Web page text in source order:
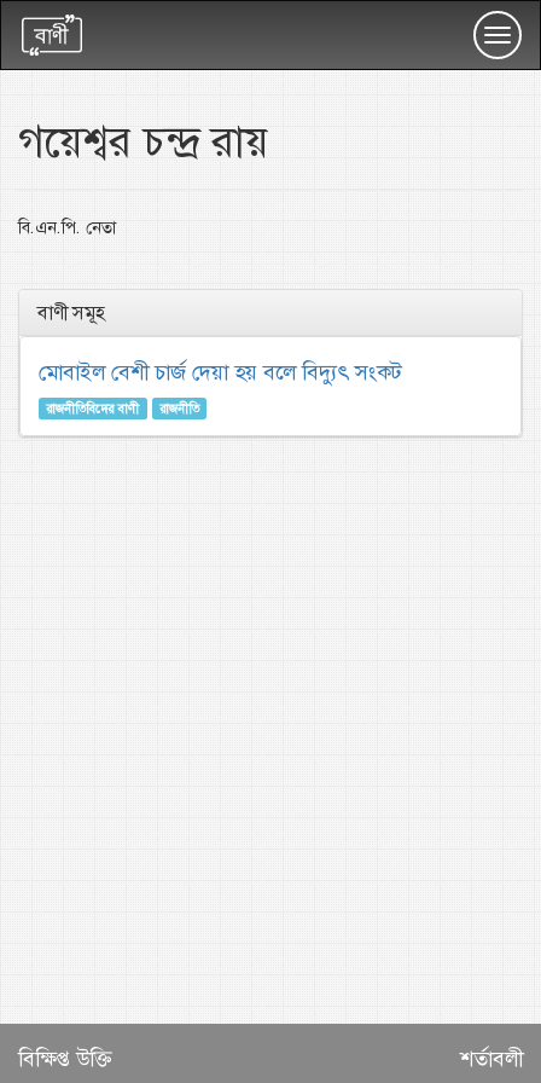
গয়েশ্বর চন্দ্র রায়
বি.এন.পি. নেতা
বাণী সমূহ
মোবাইল বেশী চার্জ দেয়া হয় বলে বিদ্যুৎ সংকট
রাজনীতিবিদের বাণী রাজনীতি
বিক্ষিপ্ত উক্তি শর্তাবলী